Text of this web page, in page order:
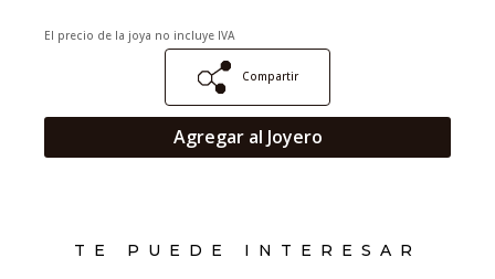
El precio de la joya no incluye IVA
Compartir
Agregar al Joyero
TE PUEDE INTERESAR